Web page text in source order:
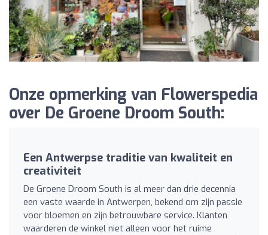
Onze opmerking van Flowerspedia
over De Groene Droom South:
Een Antwerpse traditie van kwaliteit en
creativiteit
De Groene Droom South is al meer dan drie decennia
een vaste waarde in Antwerpen, bekend om zijn passie
voor bloemen en zijn betrouwbare service. Klanten
waarderen de winkel niet alleen voor het ruime